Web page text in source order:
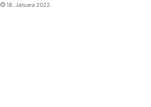
18. Januara 2022.